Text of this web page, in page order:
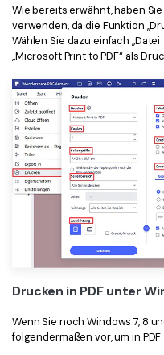
Wie bereits erwähnt, haben
verwenden, da die Funktion
Wählen Sie dazu einfach
„Microsoft Print to PDF“ als
Drucken in PDF unter
Wenn Sie noch Windows 7, 8
folgendermaßen vor, um in